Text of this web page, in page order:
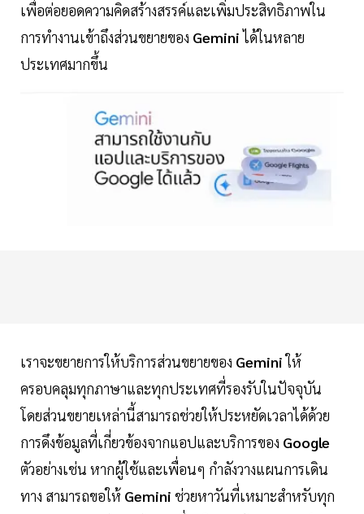
เพื่อต่อยอดความคิดสร้างสรรค์และเพิ่มประสิทธิภาพใน
การทำงานเข้าถึงส่วนขยายของ Geminiได้ในหลาย
ประเทศมากขึ้น
เราจะขยายการให้บริการส่วนขยายของ Geminiให้
ครอบคลุมทุกภาษาและทุกประเทศที่รองรับในปัจจุบัน
โดยส่วนขยายเหล่านี้สามารถช่วยให้ประหยัดเวลาได้ด้วย
การดึงข้อมูลที่เกี่ยวข้องจากแอปและบริการของ Google
ตัวอย่างเช่น หากผู้ใช้และเพื่อนๆ กำลังวางแผนการเดิน
ทาง สามารถขอให้ Gemini ช่วยหาวันที่เหมาะสำหรับทุก